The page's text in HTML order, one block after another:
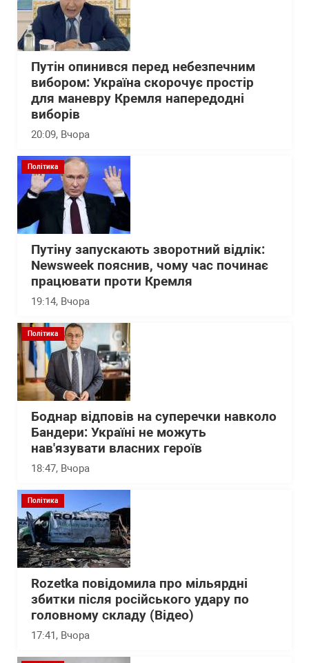
Путін опинився перед небезпечним
вибором: Україна скорочує простір
для маневру Кремля напередодні
виборів
20:09, Вчора
Політика
Путіну запускають зворотний відлік:
Newsweek пояснив, чому час починає
працювати проти Кремля
19:14, Вчора
Політика
Боднар відповів на суперечки навколо
Бандери: Україні не можуть
нав'язувати власних героїв
18:47, Вчора
Політика
Rozetka повідомила про мільярдні
збитки після російського удару по
головному складу (Відео)
17:41, Вчора